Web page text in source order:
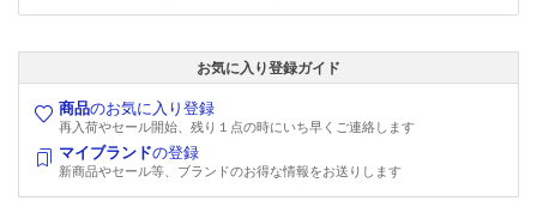
お気に入り登録ガイド
商品のお気に入り登録
再入荷やセール開始、残り１点の時にいち早くご連絡します
マイブランドの登録
新商品やセール等、ブランドのお得な情報をお送りします